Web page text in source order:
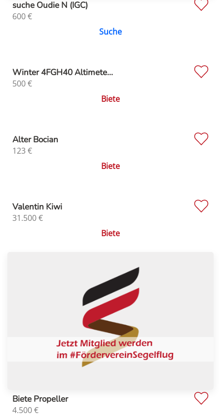
suche Oudie N (IGC)
600€
Suche
Winter 4FGH40 Altimete...
500€
Biete
Alter Bocian
123 €
Biete
Valentin Kiwi
31.500€
Biete
Biete Propeller
4.500€